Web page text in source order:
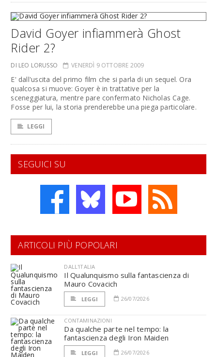
David Goyer infiammerà Ghost
Rider 2?
DI LEO LORUSSO VENERDÌ 9 OTTOBRE 2009
E' dall'uscita del primo film che si parla di un sequel. Ora
qualcosa si muove: Goyer è in trattative per la
sceneggiatura, mentre pare confermato Nicholas Cage.
Fosse per lui, la storia prenderebbe una piega particolare.
LEGGI
SEGUICI SU
ARTICOLI PIÙ POPOLARI
DALL'ITALIA
Il Qualunquismo sulla fantascienza di
Mauro Covacich
LEGGI 26/07/2026
CONTAMINAZIONI
Da qualche parte nel tempo: la
fantascienza degli Iron Maiden
LEGGI 26/07/2026